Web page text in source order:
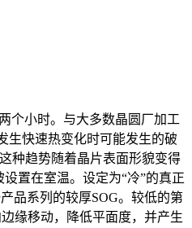
个小时。与大多数晶圆厂加工
生快速热变化时可能发生的破
种趋势随着晶片表面形貌变得
置在室温。设定为“冷”的真正
品系列的较厚SOG。较低的第
缘移动，降低平面度，并产生